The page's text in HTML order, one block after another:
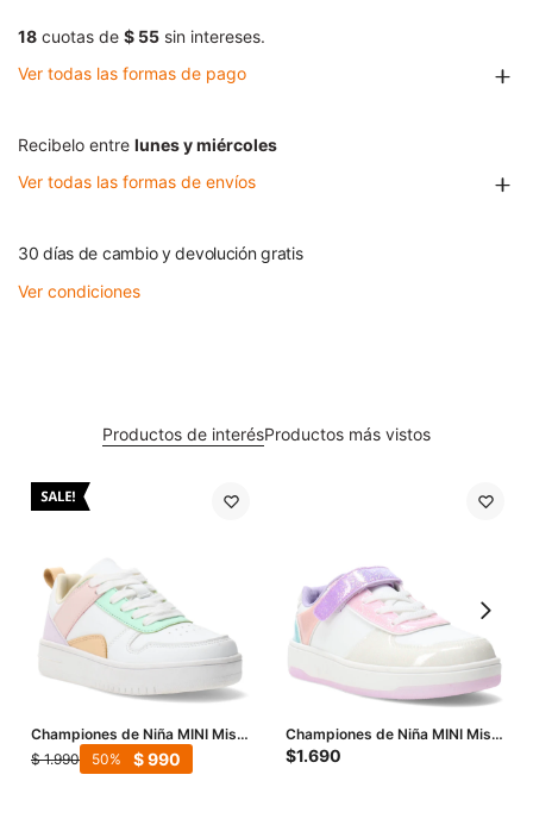
18 cuotas de $ 55 sin intereses.
Ver todas las formas de pago
Recibelo entre lunes y miércoles
Ver todas las formas de envíos
30 días de cambio y devolución gratis
Ver condiciones
Productos de interésProductos más vistos
Championes de Niña MINI Miss
Carol ROLE - Multicolor
$ 1.990 $990
50
Championes de Niña MINI Miss
Carol - Multicolor
$1.690